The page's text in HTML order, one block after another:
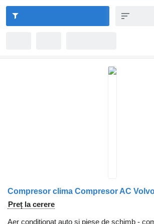
Preț la cerere
Aer conditionat auto și piese de schimb -